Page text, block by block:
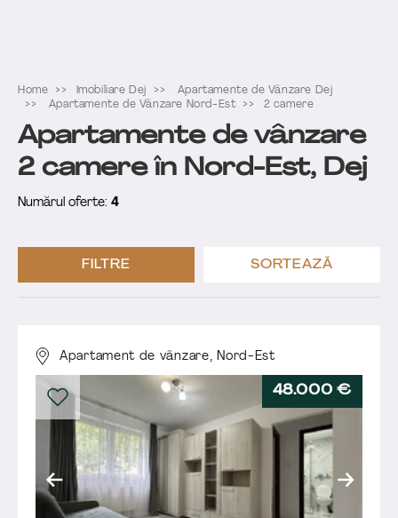
Home Imobiliare Dej
Apartamente de Vânzare Dej
Apartamente de Vânzare Nord-Est
2 camere
Apartamente de vânzare
2 camere în Nord-Est, Dej
Numărul oferte: 4
FILTRE SORTEAZĂ
Apartament de vânzare, Nord-Est
48.000 €